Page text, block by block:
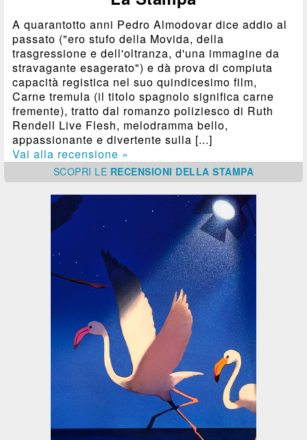
A quarantotto anni Pedro Almodovar dice addio al
passato ("ero stufo della Movida, della
trasgressione e dell'oltranza, d'una immagine da
stravagante esagerato") e dà prova di compiuta
capacità registica nel suo quindicesimo film,
Carne tremula (il titolo spagnolo significa carne
fremente), tratto dal romanzo poliziesco di Ruth
Rendell Live Flesh, melodramma bello,
appassionante e divertente sulla [...]
Vai alla recensione »
SCOPRI LE RECENSIONI DELLA STAMPA